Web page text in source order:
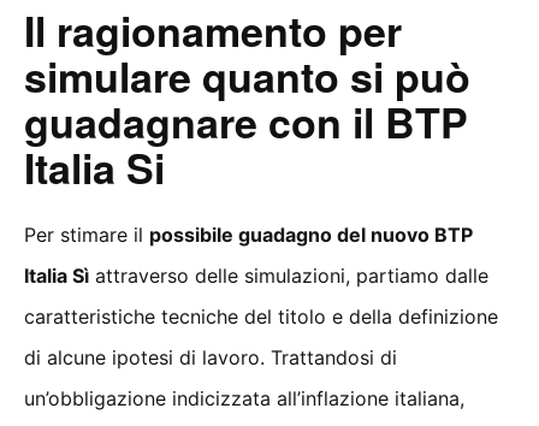
Il ragionamento per
simulare quanto si può
guadagnare con il BTP
Italia Si
Per stimare il possibile guadagno del nuovo BTP
Italia Sì attraverso delle simulazioni, partiamo dalle
caratteristiche tecniche del titolo e della definizione
di alcune ipotesi di lavoro. Trattandosi di
un’obbligazione indicizzata all’inflazione italiana,